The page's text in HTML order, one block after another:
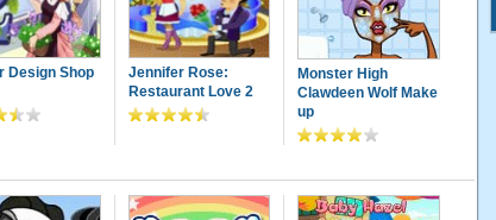
Design Shop
Jennifer Rose:
Restaurant Love 2
Monster High
Clawdeen Wolf Make
up